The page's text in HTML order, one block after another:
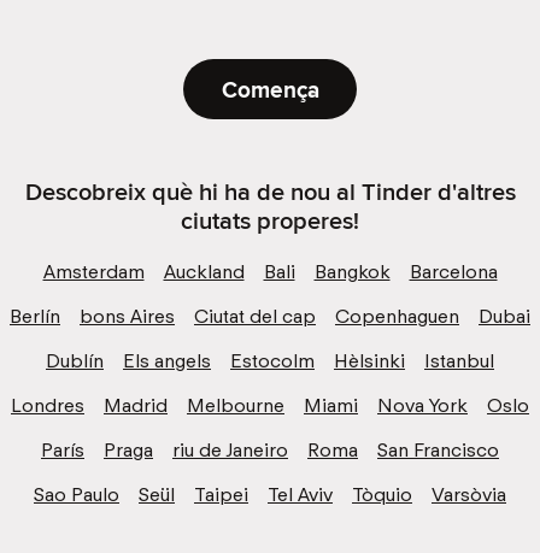
Comença
Descobreix què hi ha de nou al Tinder d'altres
ciutats properes!
Amsterdam Auckland Bali Bangkok
Barcelona
Berlín
bons Aires Ciutat del cap Copenhaguen
Dubai
Dublín
Els angels Estocolm Hèlsinki
Istanbul
Londres
Madrid Melbourne Miami Nova York
Oslo
París
Praga riu de Janeiro Roma
San Francisco
Sao Paulo
Seül Taipei Tel Aviv Tòquio Varsòvia